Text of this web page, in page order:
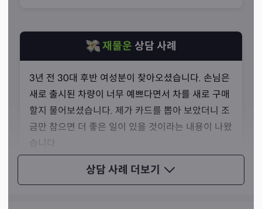
아난케, 운명의 여신
“운명은 알게 되는 순간 바뀌는 것입니다.”
선생님이 사용하시는 이름의 뜻은 그리스 신화에 등장하는
‘운명의 여신’의 이름입니다. 타로카드에서는 운명의 수레
바퀴 카드와 관련이 있는 이름이죠. 선생님께서는 운명이란
정해져 있지만 정해져 있지 않은 것이라는 점을 손님들에게
알리고 싶어 이 이름을 택했다고 말씀하셨습니다.
저는 선생님의 말씀을 듣고 그 말씀이 어떤 뜻인지 여쭤보
았습니다. 선생님께선 ‘운명이란 그 실체를 마주하는 순간
상담 사례 더보기
재물운 상담 사례
3년 전 30대 후반 여성분이 찾아오셨습니다. 손님은
새로 출시된 차량이 너무 예쁘다면서 차를 새로 구매
할지 물어보셨습니다. 제가 카드를 뽑아 보았더니 조
금만 참으면 더 좋은 일이 있을 것이라는 내용이 나왔
습니다.
그리고 얼마 지나지 않아서 손님은 같은 모델 중 얼마
타지 않았는데도 중고로 좋은 가격에 올라온 매물을